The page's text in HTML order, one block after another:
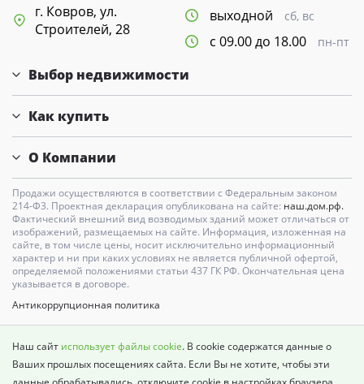
г. Ковров, ул.
Строителей, 28
выходной сб, вс
с 09.00 до 18.00 пн-пт
Выбор недвижимости
Как купить
О Компании
Продажи осуществляются в соответствии с Федеральным законом
214-Ф3. Проектная декларация опубликована на сайте: наш.дом.рф.
Фактический внешний вид возводимых зданий может отличаться от
изображений, размещаемых на сайте. Информация, изложенная на
сайте, в том числе цены, носит исключительно информационный
характер и ни при каких условиях не является публичной офертой,
определяемой положениями статьи 437 ГК РФ. Окончательная цена
указывается в договоре.
Антикоррупционная политика
Политика о недопущении дискриминации
Наш сайт использует файлы cookie. В cookie содержатся данные о
Ваших прошлых посещениях сайта. Если Вы не хотите, чтобы эти